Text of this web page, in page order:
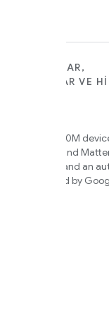
UYGULAMALAR,
PLATFORMLAR VE
Access over 600M
Google Home and
infrastructure, and an
engine powered by